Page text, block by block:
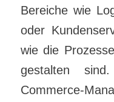
Bereiche wie
oder
wie die
gestalten
Commerce-